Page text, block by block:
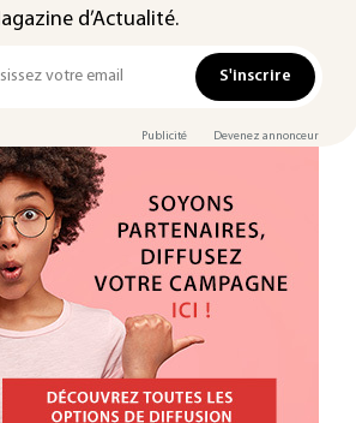
d’Actualité.
S'inscrire
Publicité Devenez annonceur